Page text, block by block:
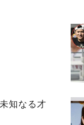
知なる才